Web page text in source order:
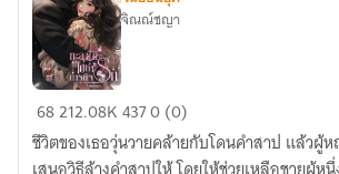
ทะลุ
มิติ
ไป
จิณณ์ชญา
68212.08K4370 (0)
ชีวิตของเธอวุ่นวายคล้ายกับโดนคำสาป แล้วผู้